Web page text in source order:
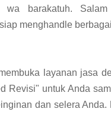
wa barakatuh.
menghandle
layanan jasa
Revisi" untuk Anda
dan selera